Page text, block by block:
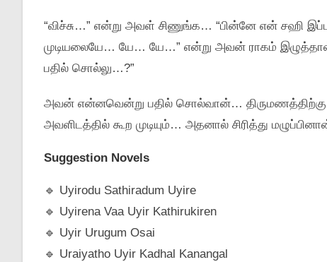
“விச்சு…” என்று அவள்‌ சிணுங்க… “பின்னே என்‌ சஹி
முடியலையே… யே… யே…” என்று அவன்‌ ராகம்‌
பதில்‌ சொல்லு…?”
அவன்‌ என்னவென்று பதில்‌ சொல்வான்‌…
அவளிடத்தில்‌ கூற முடியும்‌… அதனால்‌ சிரித்து
Suggestion Novels
🔹️ Uyirodu Sathiradum Uyire
🔹️ Uyirena Vaa Uyir Kathirukiren
🔹️ Uyir Urugum Osai
🔹️ Uraiyatho Uyir Kadhal Kanangal